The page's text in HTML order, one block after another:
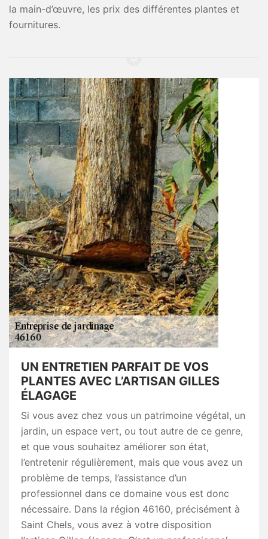
la main-d’œuvre, les prix des différentes plantes et
fournitures.
UN ENTRETIEN PARFAIT DE VOS
PLANTES AVEC L’ARTISAN GILLES
ÉLAGAGE
Si vous avez chez vous un patrimoine végétal, un
jardin, un espace vert, ou tout autre de ce genre,
et que vous souhaitez améliorer son état,
l’entretenir régulièrement, mais que vous avez un
problème de temps, l’assistance d’un
professionnel dans ce domaine vous est donc
nécessaire. Dans la région 46160, précisément à
Saint Chels, vous avez à votre disposition